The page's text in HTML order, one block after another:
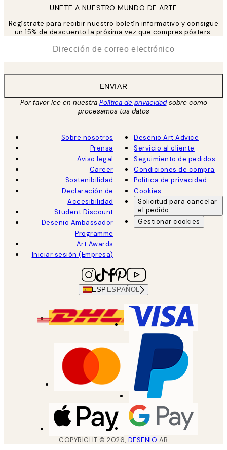
UNETE A NUESTRO MUNDO DE ARTE
Regístrate para recibir nuestro boletín informativo y consigue
un 15% de descuento la próxima vez que compres pósters.
ENVIAR
Por favor lee en nuestra Política de privacidadsobre como
procesamos tus datos
Sobre nosotros
Prensa
Aviso legal
Career
Sostenibilidad
Declaración de
Accesibilidad
Student Discount
Desenio Ambassador
Programme
Art Awards
Iniciar sesión (Empresa)
Desenio Art Advice
Servicio al cliente
Seguimiento de pedidos
Condiciones de compra
Política de privacidad
Cookies
Solicitud para cancelar
el pedido
Gestionar cookies
ESP ESPAÑOL
COPYRIGHT ©2026, DESENIO AB